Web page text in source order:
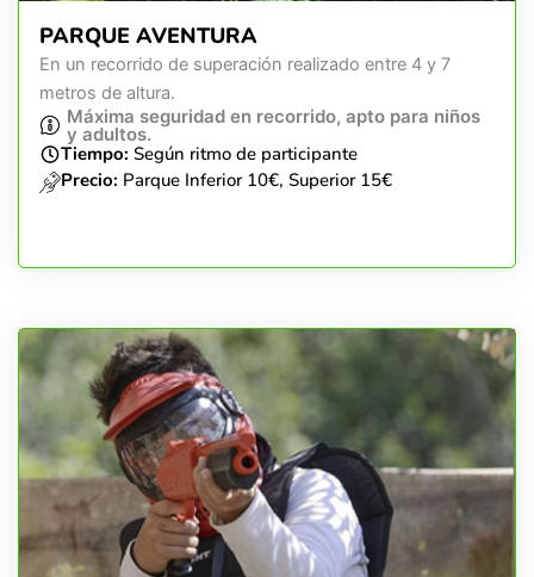
PARQUE AVENTURA
En un recorrido de superación realizado entre 4 y 7
metros de altura.
Máxima seguridad en recorrido, apto para niños
y adultos.
Tiempo: Según ritmo de participante
Precio: Parque Inferior 10€, Superior 15€